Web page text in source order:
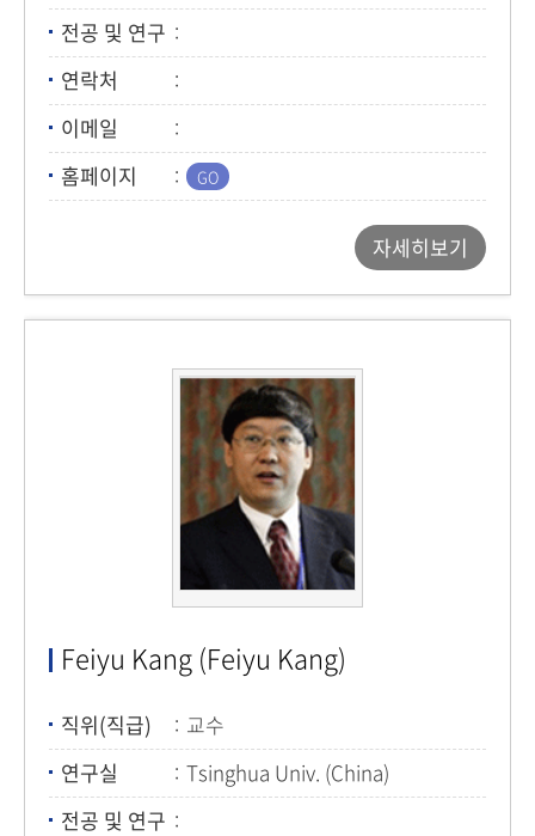
전공 및 연구
연락처
이메일
홈페이지
자세히보기
Feiyu Kang (Feiyu Kang)
직위(직급)
교수
연구실
Tsinghua Univ. (China)
전공 및 연구